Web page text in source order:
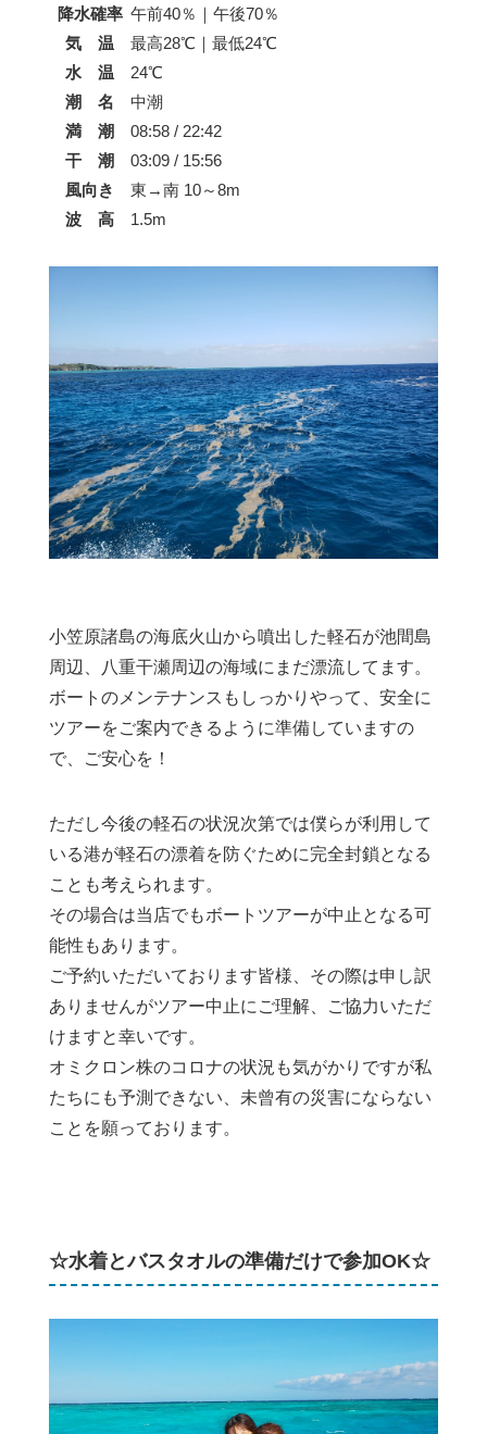
降水確率 午前40％｜午後70％
気 温
最高28℃｜最低24℃
水 温
24℃
潮 名
中潮
満 潮
08:58 / 22:42
干 潮
03:09 / 15:56
風向き
東→南 10～8m
波 高
1.5m
小笠原諸島の海底火山から噴出した軽石が池間島
周辺、八重干瀬周辺の海域にまだ漂流してます。
ボートのメンテナンスもしっかりやって、安全に
ツアーをご案内できるように準備していますの
で、ご安心を！
ただし今後の軽石の状況次第では僕らが利用して
いる港が軽石の漂着を防ぐために完全封鎖となる
ことも考えられます。
その場合は当店でもボートツアーが中止となる可
能性もあります。
ご予約いただいております皆様、その際は申し訳
ありませんがツアー中止にご理解、ご協力いただ
けますと幸いです。
オミクロン株のコロナの状況も気がかりですが私
たちにも予測できない、未曾有の災害にならない
ことを願っております。
☆水着とバスタオルの準備だけで参加OK☆